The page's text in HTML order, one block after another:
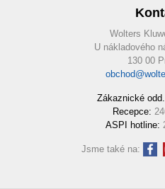
Wolters
U nákladového
130 00
Zákaznické
Recepce:
ASPI hotline:
Jsme také na: